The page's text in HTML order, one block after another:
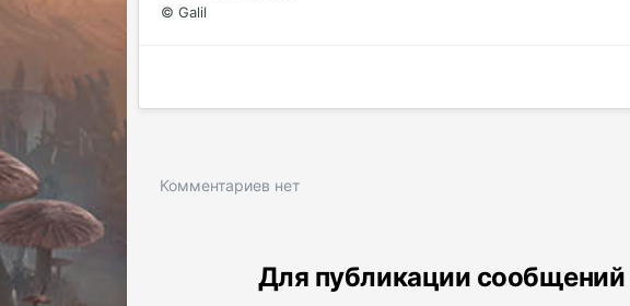
© Galil
Комментариев нет
Для публикации сообщений